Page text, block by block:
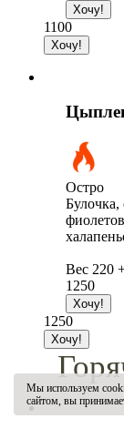
1100
Остро
Булочка,
Вес 220
1250
1250
Мы используем
сайтом, вы